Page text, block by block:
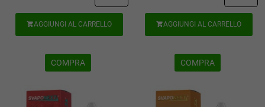
AGGIUNGI AL CARRELLO
COMPRA
AGGIUNGI AL CARRELLO
COMPRA